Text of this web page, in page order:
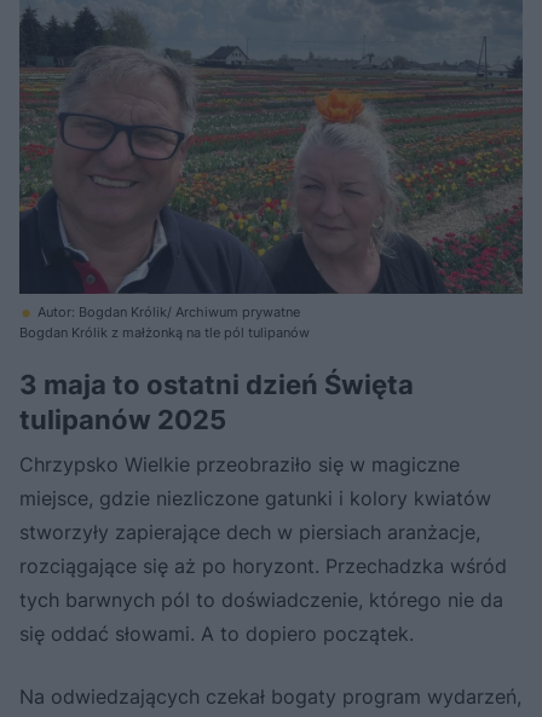
Autor: Bogdan Królik/ Archiwum prywatne
Bogdan Królik z małżonką na tle pól tulipanów
3 maja to ostatni dzień Święta
tulipanów 2025
Chrzypsko Wielkie przeobraziło się w magiczne
miejsce, gdzie niezliczone gatunki i kolory kwiatów
stworzyły zapierające dech w piersiach aranżacje,
rozciągające się aż po horyzont. Przechadzka wśród
tych barwnych pól to doświadczenie, którego nie da
się oddać słowami. A to dopiero początek.
Na odwiedzających czekał bogaty program wydarzeń,